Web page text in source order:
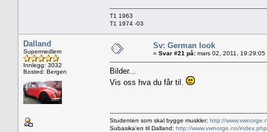
T1 1963
T1 1974 -03
Dalland
Supermedlem
Innlegg: 3032
Bosted: Bergen
Sv: German look
« Svar #21 på: mars 02, 2011, 19:29:05
Bilder...
Vis oss hva du får til.
Studenten som skal bygge muskler: http://
Subasika'en til Dalland: http://www.vwnorge.no/